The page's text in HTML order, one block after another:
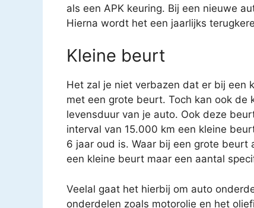
als een APK keuring. Bij een nieuwe
Hierna wordt het een jaarlijks
Kleine beurt
Het zal je niet verbazen dat er bij een
met een grote beurt. Toch kan ook
levensduur van je auto. Ook deze
interval van 15.000 km een kleine
6 jaar oud is. Waar bij een grote
een kleine beurt maar een aantal
Veelal gaat het hierbij om auto
onderdelen zoals motorolie en het